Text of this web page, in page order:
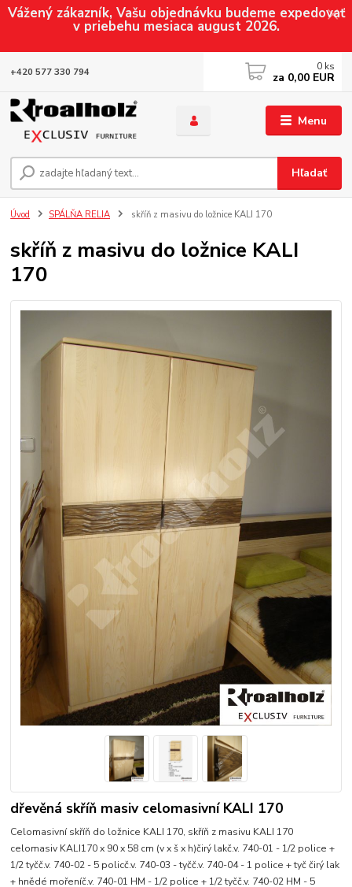
Vážený zákazník, Vašu objednávku budeme expedovať
v priebehu mesiaca august 2026.
Menu
Hľadať
+420 577 330 794 0 ks
za 0,00 EUR
Úvod SPÁLŇA RELIA skříň z masivu do ložnice KALI 170
skříň z masivu do ložnice KALI
170
dřevěná skříň masiv celomasivní KALI 170
Celomasivní skříň do ložnice KALI 170, skříň z masivu KALI 170
celomasiv KALI170 x 90 x 58 cm (v x š x h)čirý lakč.v. 740-01 - 1/2 police +
1/2 tyčč.v. 740-02 - 5 policč.v. 740-03 - tyčč.v. 740-04 - 1 police + tyč čirý lak
+ hnědé mořeníč.v. 740-01 HM - 1/2 police + 1/2 tyčč.v. 740-02 HM - 5